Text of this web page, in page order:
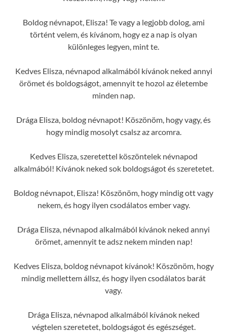
Boldog névnapot, Elisza! Te vagy a legjobb dolog, ami
történt velem, és kívánom, hogy ez a nap is olyan
különleges legyen, mint te.
Kedves Elisza, névnapod alkalmából kívánok neked annyi
örömet és boldogságot, amennyit te hozol az életembe
minden nap.
Drága Elisza, boldog névnapot! Köszönöm, hogy vagy, és
hogy mindig mosolyt csalsz az arcomra.
Kedves Elisza, szeretettel köszöntelek névnapod
alkalmából! Kívánok neked sok boldogságot és szeretetet.
Boldog névnapot, Elisza! Köszönöm, hogy mindig ott vagy
nekem, és hogy ilyen csodálatos ember vagy.
Drága Elisza, névnapod alkalmából kívánok neked annyi
örömet, amennyit te adsz nekem minden nap!
Kedves Elisza, boldog névnapot kívánok! Köszönöm, hogy
mindig mellettem állsz, és hogy ilyen csodálatos barát
vagy.
Drága Elisza, névnapod alkalmából kívánok neked
végtelen szeretetet, boldogságot és egészséget.